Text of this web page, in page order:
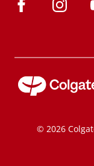
© 2026